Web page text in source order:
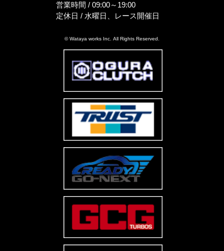
営業時間 / 09:00～19:00
定休日 / 水曜日、レース開催日
© Wataya works Inc. All Rights Reserved.